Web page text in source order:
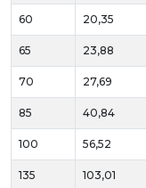
60 20,35
65 23,88
70 27,69
85 40,84
100 56,52
135 103,01